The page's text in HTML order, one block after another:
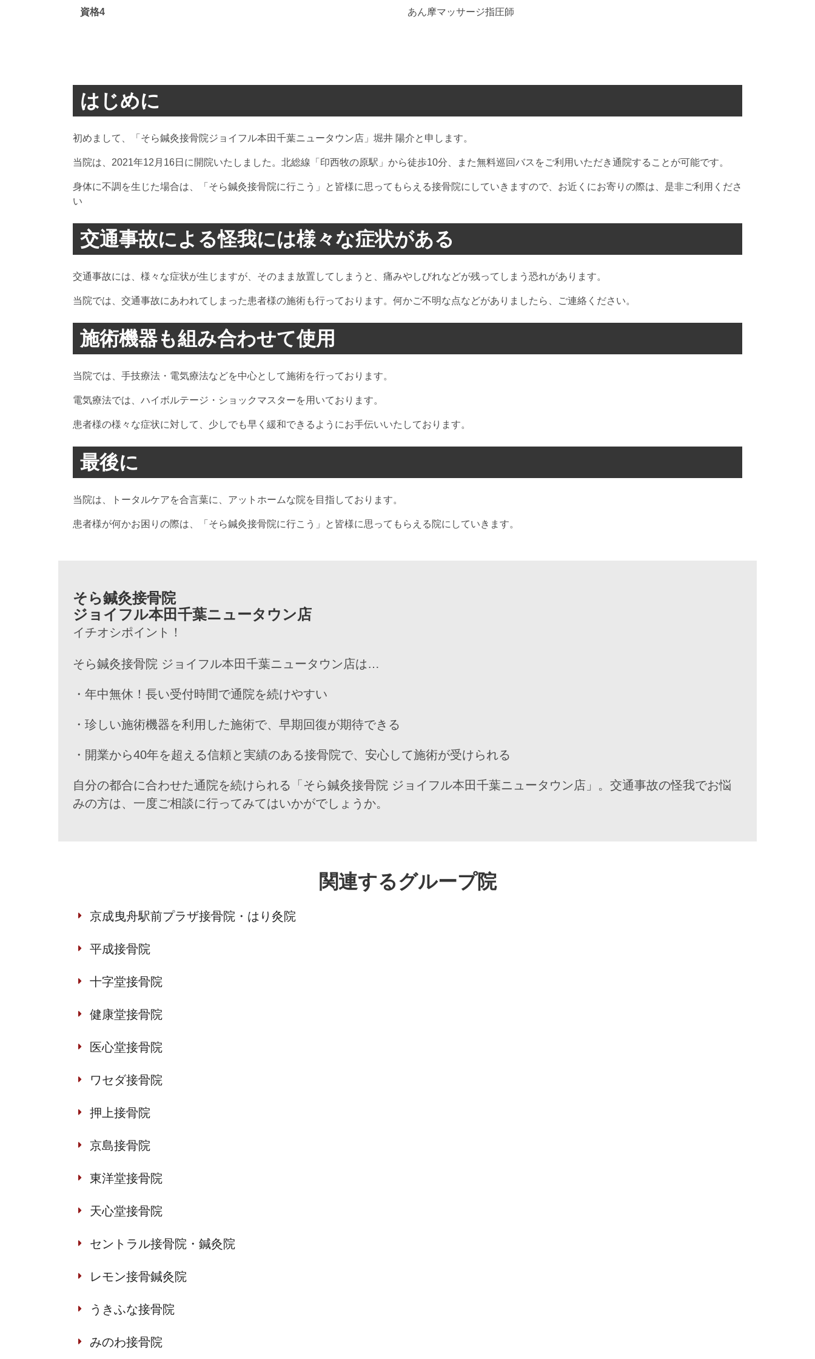
資格4 あん摩マッサージ指圧師
はじめに
初めまして、「そら鍼灸接骨院ジョイフル本田千葉ニュータウン店」堀井 陽介と申します。
当院は、2021年12月16日に開院いたしました。北総線「印西牧の原駅」から徒歩10分、また無料巡回バスをご利用いただき通院することが可能です。
身体に不調を生じた場合は、「そら鍼灸接骨院に行こう」と皆様に思ってもらえる接骨院にしていきますので、お近くにお寄りの際は、是非ご利用くださ
い
交通事故による怪我には様々な症状がある
交通事故には、様々な症状が生じますが、そのまま放置してしまうと、痛みやしびれなどが残ってしまう恐れがあります。
当院では、交通事故にあわれてしまった患者様の施術も行っております。何かご不明な点などがありましたら、ご連絡ください。
施術機器も組み合わせて使用
当院では、手技療法・電気療法などを中心として施術を行っております。
電気療法では、ハイボルテージ・ショックマスターを用いております。
患者様の様々な症状に対して、少しでも早く緩和できるようにお手伝いいたしております。
最後に
当院は、トータルケアを合言葉に、アットホームな院を目指しております。
患者様が何かお困りの際は、「そら鍼灸接骨院に行こう」と皆様に思ってもらえる院にしていきます。
そら鍼灸接骨院
ジョイフル本田千葉ニュータウン店
イチオシポイント！
そら鍼灸接骨院 ジョイフル本田千葉ニュータウン店は…
・年中無休！長い受付時間で通院を続けやすい
・珍しい施術機器を利用した施術で、早期回復が期待できる
・開業から40年を超える信頼と実績のある接骨院で、安心して施術が受けられる
自分の都合に合わせた通院を続けられる「そら鍼灸接骨院 ジョイフル本田千葉ニュータウン店」。交通事故の怪我でお悩
みの方は、一度ご相談に行ってみてはいかがでしょうか。
関連するグループ院
京成曳舟駅前プラザ接骨院・はり灸院
平成接骨院
十字堂接骨院
健康堂接骨院
医心堂接骨院
ワセダ接骨院
押上接骨院
京島接骨院
東洋堂接骨院
天心堂接骨院
セントラル接骨院・鍼灸院
レモン接骨鍼灸院
うきふな接骨院
みのわ接骨院